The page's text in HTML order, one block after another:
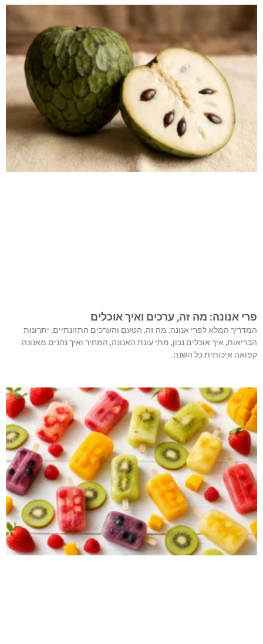
פרי אנונה: מה זה, ערכים ואיך אוכלים
המדריך המלא לפרי אנונה: מה זה, הטעם והערכים התזונתיים, יתרונות
הבריאות, איך אוכלים נכון, מתי עונת האנונה, המחיר ואיך נהנים מאנונה
קפואה איכותית כל השנה.